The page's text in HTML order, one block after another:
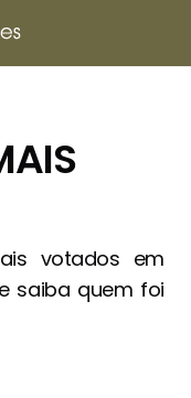
votados em
saiba quem foi